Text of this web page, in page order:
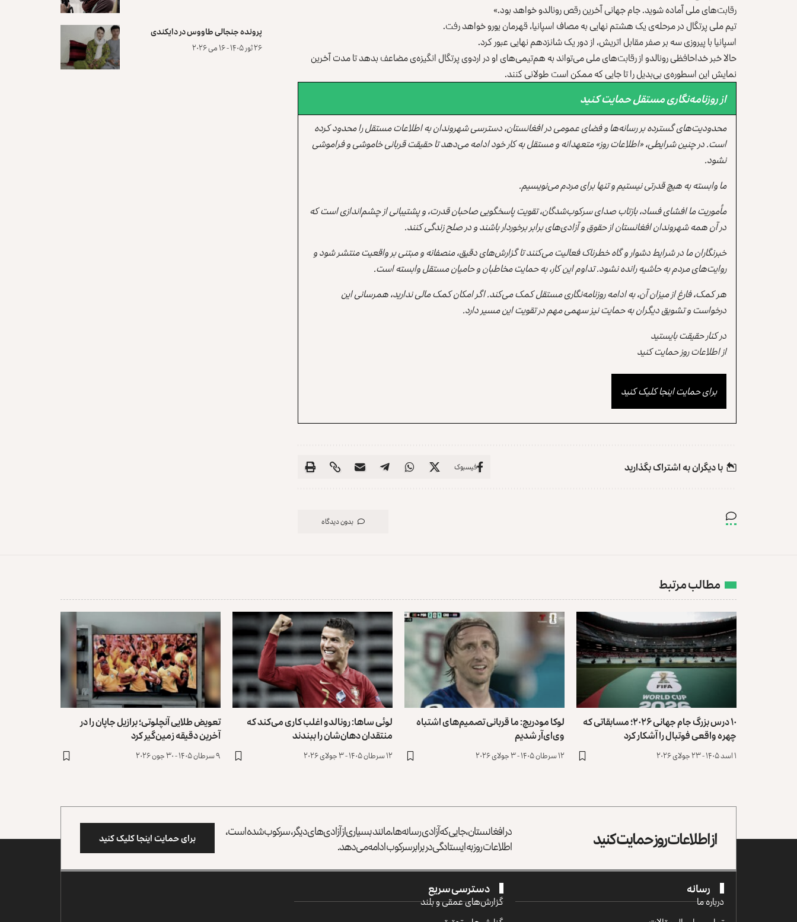
رقابت‌های ملی آماده شوید. جام جهانی آخرین رقص رونالدو خواهد بود.»
تیم ملی پرتگال در مرحله‌ی یک هشتم نهایی به مصاف اسپانیا، قهرمان یورو خواهد رفت.
اسپانیا با پیروزی سه بر صفر مقابل اتریش، از دور یک شانزدهم نهایی عبور کرد.
حالا خبر خداحافظی رونالدو از رقابت‌های ملی می‌تواند به هم‌تیمی‌های او در اردوی پرتگال انگیزه‌ی مضاعف بدهد تا مدت آخرین
نمایش این اسطوره‌ی بی‌بدیل را تا جایی که ممکن است طولانی کنند.
از روزنامه‌نگاری مستقل حمایت کنید
محدودیت‌های گسترده بر رسانه‌ها و فضای عمومی در افغانستان، دسترسی شهروندان به اطلاعات مستقل را محدود کرده
است. در چنین شرایطی، «اطلاعات روز» متعهدانه و مستقل به کار خود ادامه می‌دهد تا حقیقت قربانی خاموشی و فراموشی
نشود.
ما وابسته به هیچ قدرتی نیستیم و تنها برای مردم می‌نویسیم.
مأموریت ما افشای فساد، بازتاب صدای سرکوب‌شدگان، تقویت پاسخگویی صاحبان قدرت، و پشتیبانی از چشم‌اندازی است که
در آن همه شهروندان افغانستان از حقوق و آزادی‌های برابر برخوردار باشند و در صلح زندگی کنند.
خبرنگاران ما در شرایط دشوار و گاه خطرناک فعالیت می‌کنند تا گزارش‌های دقیق، منصفانه و مبتنی بر واقعیت منتشر شود و
روایت‌های مردم به حاشیه رانده نشود. تداوم این کار، به حمایت مخاطبان و حامیان مستقل وابسته است.
هر کمک، فارغ از میزان آن، به ادامه روزنامه‌نگاری مستقل کمک می‌کند. اگر امکان کمک مالی ندارید، همرسانی این
درخواست و تشویق دیگران به حمایت نیز سهمی مهم در تقویت این مسیر دارد.
در کنار حقیقت بایستید
از اطلاعات روز حمایت کنید
برای حمایت اینجا کلیک کنید
با دیگران به‌‌ اشتراک بگذارید فیسبوک
بدون دیدگاه
پرونده‌ جنجالی طاووس در دایکندی
۲۶ ثور ۱۴۰۵ - ۱۶ می ۲۰۲۶
مطالب مرتبط
۱۰ درس بزرگ جام جهانی ۲۰۲۶؛ مسابقاتی که
چهره واقعی فوتبال را آشکار کرد
۱ اسد ۱۴۰۵ - ۲۳ جولای ۲۰۲۶
لوکا مودریچ: ما قربانی تصمیم‌های اشتباه
وی‌ای‌آر شدیم
۱۲ سرطان ۱۴۰۵ - ۳ جولای ۲۰۲۶
لوئی ساها: رونالدو اغلب کاری می‌کند که
منتقدان دهان‌شان را ببندند
۱۲ سرطان ۱۴۰۵ - ۳ جولای ۲۰۲۶
تعویض طلایی آنچلوتی؛ برازیل جاپان را در
آخرین دقیقه زمین‌گیر کرد
۹ سرطان ۱۴۰۵ - ۳۰ جون ۲۰۲۶
از اطلاعات روز حمایت کنید در افغانستان، جایی که آزادی رسانه‌ها، مانند بسیاری از آزادی‌های دیگر، سرکوب شده است،
اطلاعات روز به ایستادگی در برابر سرکوب ادامه می‌دهد. برای حمایت اینجا کلیک کنید
رسانه
درباره ما
دسترسی سریع
گزارش‌‌های عمقی و بلند